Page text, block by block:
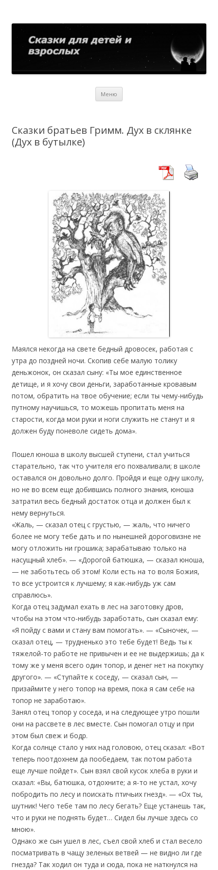
Меню
Сказки братьев Гримм. Дух в склянке
(Дух в бутылке)
Маялся некогда на свете бедный дровосек, работая с
утра до поздней ночи. Скопив себе малую толику
деньжонок, он сказал сыну: «Ты мое единственное
детище, и я хочу свои деньги, заработанные кровавым
потом, обратить на твое обучение; если ты чему-нибудь
путному научишься, то можешь пропитать меня на
старости, когда мои руки и ноги служить не станут и я
должен буду поневоле сидеть дома».
Пошел юноша в школу высшей ступени, стал учиться
старательно, так что учителя его похваливали; в школе
оставался он довольно долго. Пройдя и еще одну школу,
но не во всем еще добившись полного знания, юноша
затратил весь бедный достаток отца и должен был к
нему вернуться.
«Жаль, — сказал отец с грустью, — жаль, что ничего
более не могу тебе дать и по нынешней дороговизне не
могу отложить ни грошика; зарабатываю только на
насущный хлеб». — «Дорогой батюшка, — сказал юноша,
— не заботьтесь об этом! Коли есть на то воля Божия,
то все устроится к лучшему; я как-нибудь уж сам
справлюсь».
Когда отец задумал ехать в лес на заготовку дров,
чтобы на этом что-нибудь заработать, сын сказал ему:
«Я пойду с вами и стану вам помогать». — «Сыночек, —
сказал отец, — трудненько это тебе будет! Ведь ты к
тяжелой-то работе не привычен и ее не выдержишь; да к
тому же у меня всего один топор, и денег нет на покупку
другого». — «Ступайте к соседу, — сказал сын, —
призаймите у него топор на время, пока я сам себе на
топор не заработаю».
Занял отец топор у соседа, и на следующее утро пошли
они на рассвете в лес вместе. Сын помогал отцу и при
этом был свеж и бодр.
Когда солнце стало у них над головою, отец сказал: «Вот
теперь поотдохнем да пообедаем, так потом работа
еще лучше пойдет». Сын взял свой кусок хлеба в руки и
сказал: «Вы, батюшка, отдохните; а я-то не устал, хочу
побродить по лесу и поискать птичьих гнезд». — «Ох ты,
шутник! Чего тебе там по лесу бегать? Еще устанешь так,
что и руки не поднять будет… Сидел бы лучше здесь со
мною».
Однако же сын ушел в лес, съел свой хлеб и стал весело
посматривать в чащу зеленых ветвей — не видно ли где
гнезда? Так ходил он туда и сюда, пока не наткнулся на